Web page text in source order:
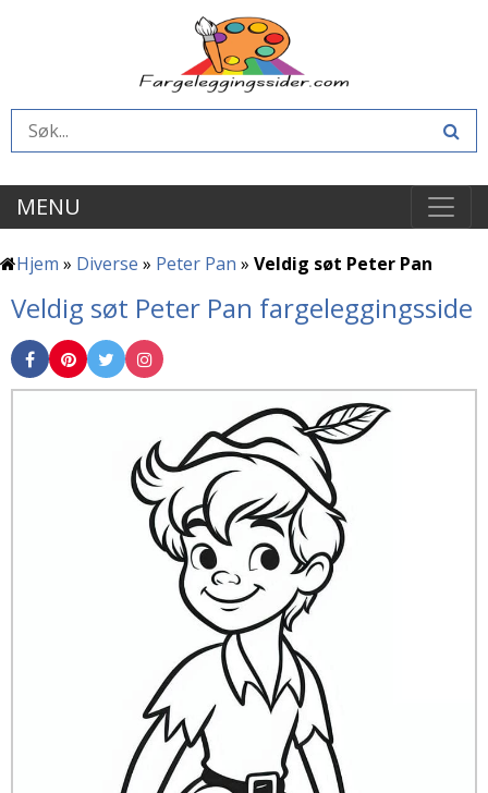
MENU
Hjem » Diverse » Peter Pan » Veldig søt Peter Pan
Veldig søt Peter Pan fargeleggingsside